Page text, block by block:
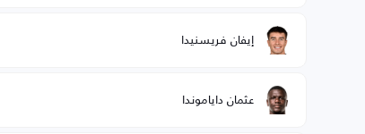
إيفان فريسنيدا
عثمان داياموندا